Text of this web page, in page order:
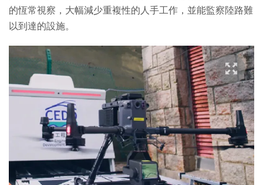
的恆常視察，大幅減少重複性的人手工作，並能監察陸路難
以到達的設施。